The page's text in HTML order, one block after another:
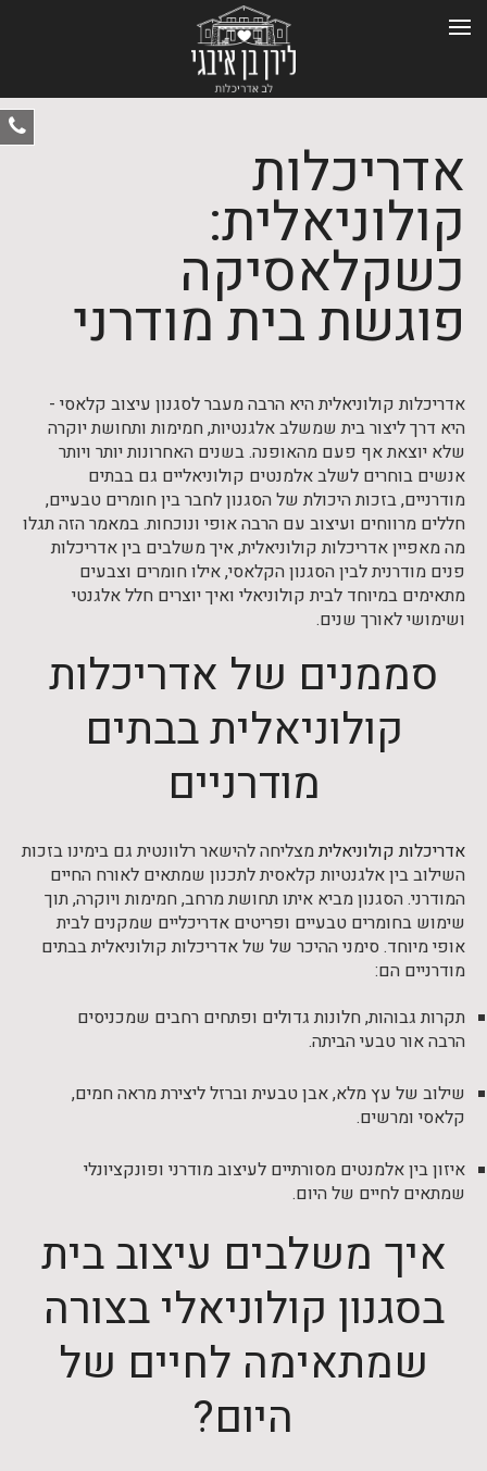
אדריכלות
קולוניאלית:
כשקלאסיקה
פוגשת בית מודרני
אדריכלות קולוניאלית היא הרבה מעבר לסגנון עיצוב קלאסי -
היא דרך ליצור בית שמשלב אלגנטיות, חמימות ותחושת יוקרה
שלא יוצאת אף פעם מהאופנה. בשנים האחרונות יותר ויותר
אנשים בוחרים לשלב אלמנטים קולוניאליים גם בבתים
מודרניים, בזכות היכולת של הסגנון לחבר בין חומרים טבעיים,
חללים מרווחים ועיצוב עם הרבה אופי ונוכחות. במאמר הזה תגלו
מה מאפיין אדריכלות קולוניאלית, איך משלבים בין אדריכלות
פנים מודרנית לבין הסגנון הקלאסי, אילו חומרים וצבעים
מתאימים במיוחד לבית קולוניאלי ואיך יוצרים חלל אלגנטי
ושימושי לאורך שנים.
סממנים של אדריכלות
קולוניאלית בבתים
מודרניים
אדריכלות קולוניאליתמצליחה להישאר רלוונטית גם בימינו בזכות
השילוב בין אלגנטיות קלאסית לתכנון שמתאים לאורח החיים
המודרני. הסגנון מביא איתו תחושת מרחב, חמימות ויוקרה, תוך
שימוש בחומרים טבעיים ופריטים אדריכליים שמקנים לבית
אופי מיוחד. סימני ההיכר של של אדריכלות קולוניאלית בבתים
מודרניים הם:
תקרות גבוהות, חלונות גדולים ופתחים רחבים שמכניסים
הרבה אור טבעי הביתה.
שילוב של עץ מלא, אבן טבעית וברזל ליצירת מראה חמים,
קלאסי ומרשים.
איזון בין אלמנטים מסורתיים לעיצוב מודרני ופונקציונלי
שמתאים לחיים של היום.
איך משלבים עיצוב בית
בסגנון קולוניאלי בצורה
שמתאימה לחיים של
היום?